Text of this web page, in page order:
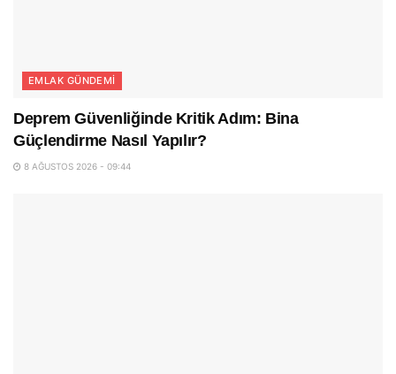
EMLAK GÜNDEMI
Deprem Güvenliğinde Kritik Adım: Bina
Güçlendirme Nasıl Yapılır?
8 AĞUSTOS 2026 - 09:44